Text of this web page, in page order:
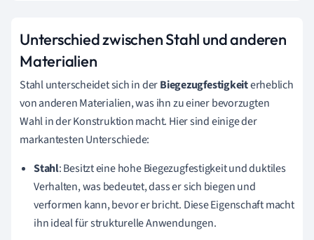
Unterschied zwischen Stahl und anderen
Materialien
Stahl unterscheidet sich in derBiegezugfestigkeiterheblich
von anderen Materialien, was ihn zu einer bevorzugten
Wahl in der Konstruktion macht. Hier sind einige der
markantesten Unterschiede:
Stahl: Besitzt eine hohe Biegezugfestigkeit und duktiles
Verhalten, was bedeutet, dass er sich biegen und
verformen kann, bevor er bricht. Diese Eigenschaft macht
ihn ideal für strukturelle Anwendungen.